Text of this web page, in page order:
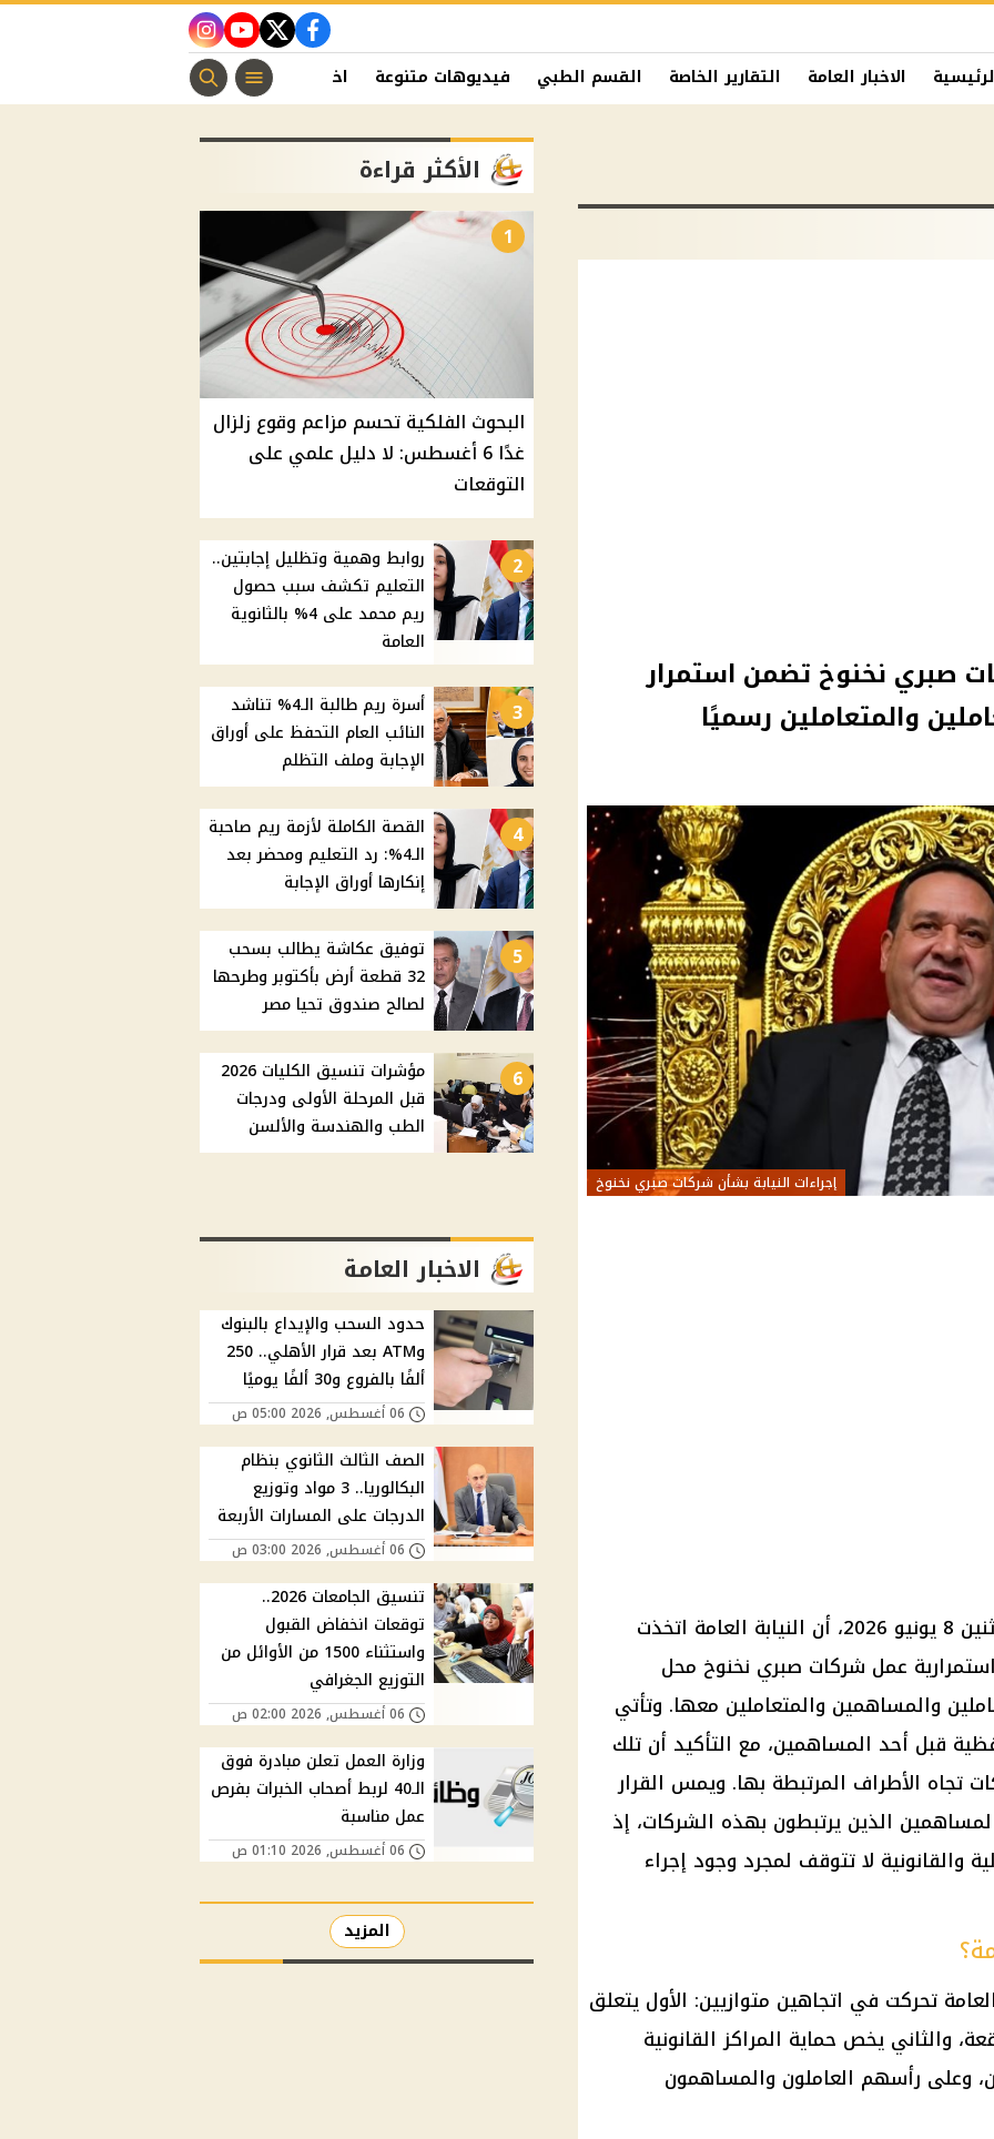
facebook
twitter
youtube
instagram
الاخبار العامة التقارير الخاصة القسم الطبي فيديوهات متنوعة اخبار الفن منوعات مسيحية
صبري نخنوخ تضمن استمرار
والمتعاملين رسميًا
إجراءات النيابة بشأن شركات صبري نخنوخ
أكد مصدر قضائي مسؤول، يوم الإثنين 8 يونيو 2026، أن النيابة العامة اتخذت
استمرارية عمل شركات صبري نخنوخ محل
والمساهمين والمتعاملين معها. وتأتي
قبل أحد المساهمين، مع التأكيد أن تلك
تجاه الأطراف المرتبطة بها. ويمس القرار
الذين يرتبطون بهذه الشركات، إذ
والقانونية لا تتوقف لمجرد وجود إجراء
تحركت في اتجاهين متوازيين: الأول يتعلق
والثاني يخص حماية المراكز القانونية
وعلى رأسهم العاملون والمساهمون
الأكثر قراءة
1
البحوث الفلكية تحسم مزاعم وقوع زلزال
غدًا 6 أغسطس: لا دليل علمي على
التوقعات
2
روابط وهمية وتظليل إجابتين..
التعليم تكشف سبب حصول
ريم محمد على 4% بالثانوية
العامة
3
أسرة ريم طالبة الـ4% تناشد
النائب العام التحفظ على أوراق
الإجابة وملف التظلم
4
القصة الكاملة لأزمة ريم صاحبة
الـ4%: رد التعليم ومحضر بعد
إنكارها أوراق الإجابة
5
توفيق عكاشة يطالب بسحب
32 قطعة أرض بأكتوبر وطرحها
لصالح صندوق تحيا مصر
6
مؤشرات تنسيق الكليات 2026
قبل المرحلة الأولى ودرجات
الطب والهندسة والألسن
الاخبار العامة
حدود السحب والإيداع بالبنوك
وATM بعد قرار الأهلي.. 250
ألفًا بالفروع و30 ألفًا يوميًا
06 أغسطس, 2026 05:00 ص
الصف الثالث الثانوي بنظام
البكالوريا.. 3 مواد وتوزيع
الدرجات على المسارات الأربعة
06 أغسطس, 2026 03:00 ص
تنسيق الجامعات 2026..
توقعات انخفاض القبول
واستثناء 1500 من الأوائل من
التوزيع الجغرافي
06 أغسطس, 2026 02:00 ص
وزارة العمل تعلن مبادرة فوق
الـ40 لربط أصحاب الخبرات بفرص
عمل مناسبة
06 أغسطس, 2026 01:10 ص
المزيد